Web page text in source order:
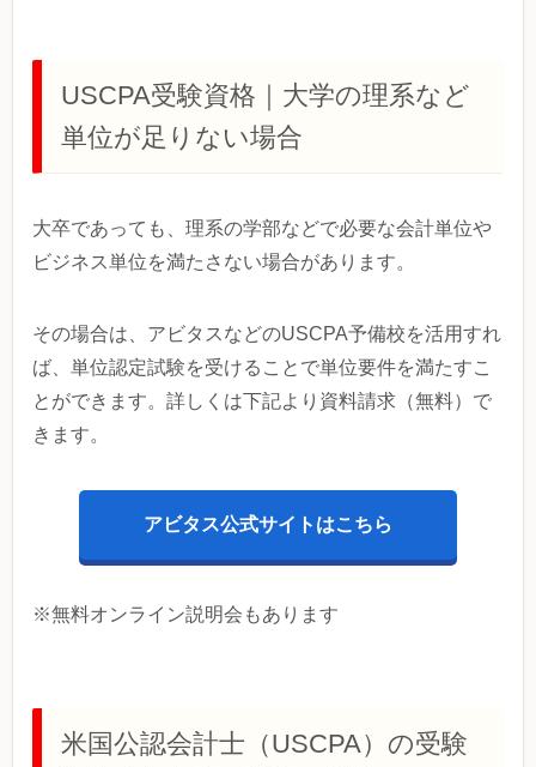
USCPA受験資格｜大学の理系など
単位が足りない場合
大卒であっても、理系の学部などで必要な会計単位や
ビジネス単位を満たさない場合があります。
その場合は、アビタスなどのUSCPA予備校を活用すれ
ば、単位認定試験を受けることで単位要件を満たすこ
とができます。詳しくは下記より資料請求（無料）で
きます。
アビタス公式サイトはこちら
※無料オンライン説明会もあります
米国公認会計士（USCPA）の受験